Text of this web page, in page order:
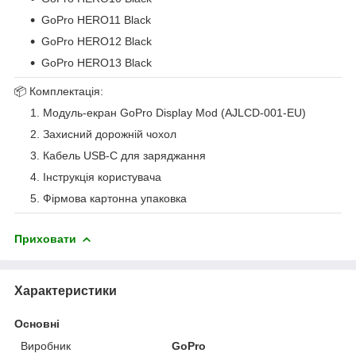
GoPro HERO11 Black
GoPro HERO12 Black
GoPro HERO13 Black
📦 Комплектація:
Модуль-екран GoPro Display Mod (AJLCD-001-EU)
Захисний дорожній чохол
Кабель USB-C для заряджання
Інструкція користувача
Фірмова картонна упаковка
Приховати
Характеристики
Основні
Виробник
GoPro